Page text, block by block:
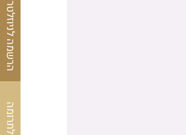
הרשמה לניוזלטר
לתרומה